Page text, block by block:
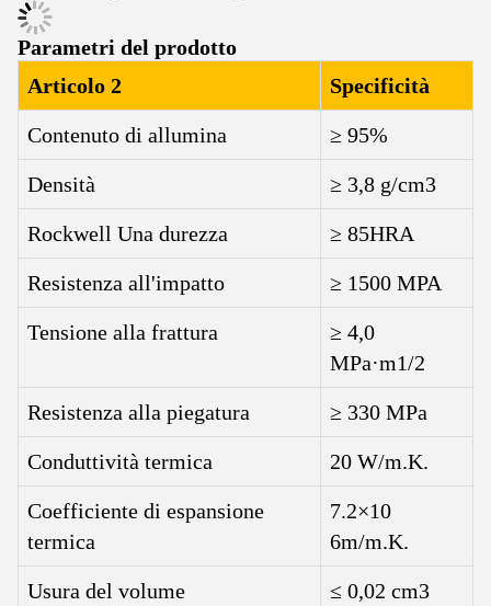
Parametri del prodotto
Articolo 2
Specificità
Contenuto di allumina ≥ 95%
Densità ≥ 3,8 g/cm3
Rockwell Una durezza ≥ 85HRA
Resistenza all'impatto ≥ 1500 MPA
Tensione alla frattura
≥ 4,0
MPa·m1/2
Resistenza alla piegatura ≥ 330 MPa
Conduttività termica 20 W/m.K.
Coefficiente di espansione
termica
7.2×10
6m/m.K.
Usura del volume
≤ 0,02 cm3